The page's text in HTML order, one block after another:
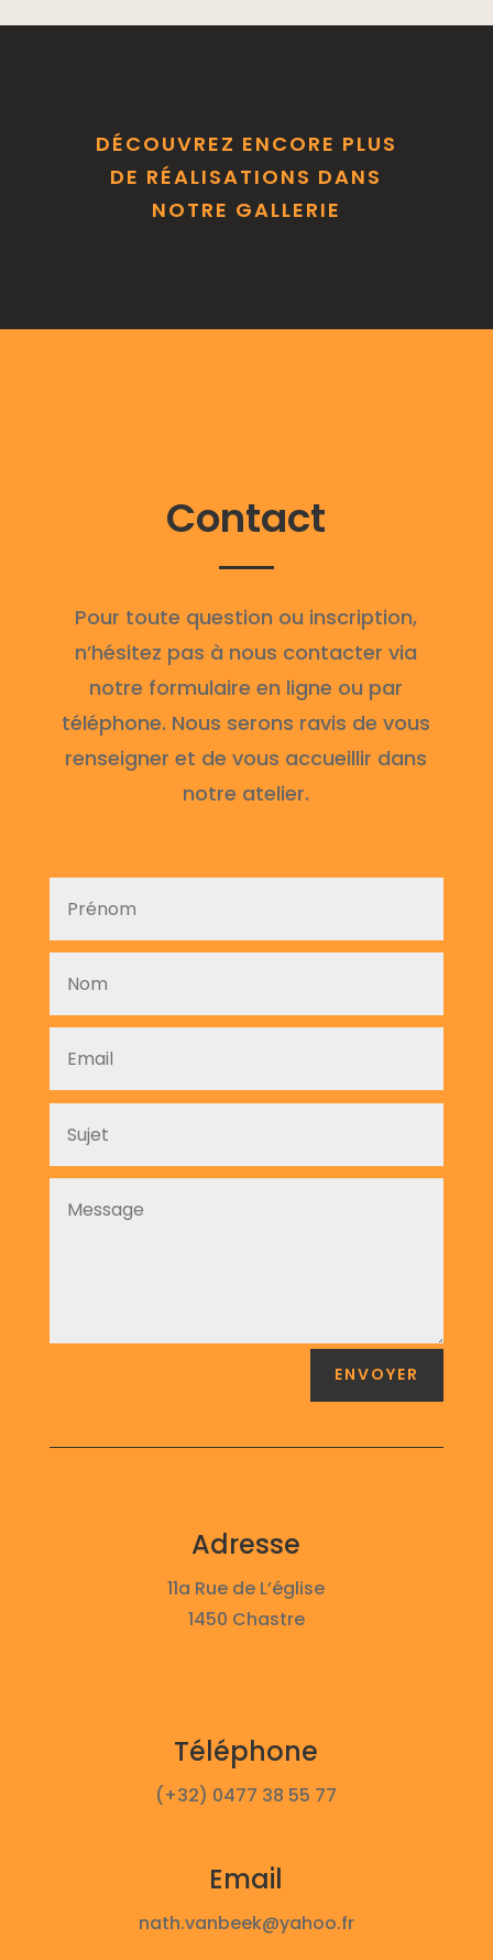
DÉCOUVREZ ENCORE PLUS
DE RÉALISATIONS DANS
NOTRE GALLERIE
Contact
Pour toute question ou inscription,
n’hésitez pas à nous contacter via
notre formulaire en ligne ou par
téléphone. Nous serons ravis de vous
renseigner et de vous accueillir dans
notre atelier.
ENVOYER
Adresse
11a Rue de L’église
1450 Chastre
Téléphone
(+32) 0477 38 55 77
Email
nath.vanbeek@yahoo.fr